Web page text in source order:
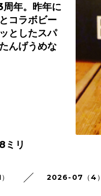
周年。昨年に
コラボビー
としたスパ
んげうめな
ミリ
2026-07（4）